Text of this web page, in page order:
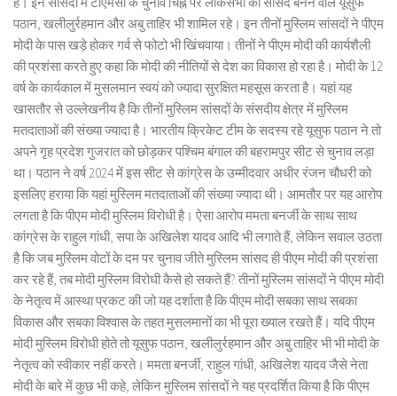
पठान, खलीलुर्रहमान और अबु ताहिर भी शामिल रहे। इन तीनों मुस्लिम सांसदों ने पीएम
मोदी के पास खड़े होकर गर्व से फोटो भी खिंचवाया। तीनों ने पीएम मोदी की कार्यशैली
की प्रशंसा करते हुए कहा कि मोदी की नीतियों से देश का विकास हो रहा है। मोदी के 12
वर्ष के कार्यकाल में मुसलमान स्वयं को ज्यादा सुरक्षित महसूस करता है। यहां यह
खासतौर से उल्लेखनीय है कि तीनों मुस्लिम सांसदों के संसदीय क्षेत्र में मुस्लिम
मतदाताओं की संख्या ज्यादा है। भारतीय क्रिकेट टीम के सदस्य रहे यूसुफ पठान ने तो
अपने गृह प्रदेश गुजरात को छोड़कर पश्चिम बंगाल की बहरामपुर सीट से चुनाव लड़ा
था। पठान ने वर्ष 2024 में इस सीट से कांग्रेस के उम्मीदवार अधीर रंजन चौधरी को
इसलिए हराया कि यहां मुस्लिम मतदाताओं की संख्या ज्यादा थी। आमतौर पर यह आरोप
लगता है कि पीएम मोदी मुस्लिम विरोधी है। ऐसा आरोप ममता बनर्जी के साथ साथ
कांग्रेस के राहुल गांधी, सपा के अखिलेश यादव आदि भी लगाते हैं, लेकिन सवाल उठता
है कि जब मुस्लिम वोटों के दम पर चुनाव जीते मुस्लिम सांसद ही पीएम मोदी की प्रशंसा
कर रहे हैं, तब मोदी मुस्लिम विरोधी कैसे हो सकते हैं? तीनों मुस्लिम सांसदों ने पीएम मोदी
के नेतृत्व में आस्था प्रकट की जो यह दर्शाता है कि पीएम मोदी सबका साथ सबका
विकास और सबका विश्वास के तहत मुसलमानों का भी पूरा ख्याल रखते हैं। यदि पीएम
मोदी मुस्लिम विरोधी होते तो यूसुफ पठान, खलीलुर्रहमान और अबु ताहिर भी भी मोदी के
नेतृत्व को स्वीकार नहीं करते। ममता बनर्जी, राहुल गांधी, अखिलेश यादव जैसे नेता
मोदी के बारे में कुछ भी कहे, लेकिन मुस्लिम सांसदों ने यह प्रदर्शित किया है कि पीएम